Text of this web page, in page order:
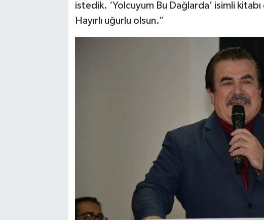
istedik. ‘Yolcuyum Bu Dağlarda’ isimli
Hayırlı uğurlu olsun.”